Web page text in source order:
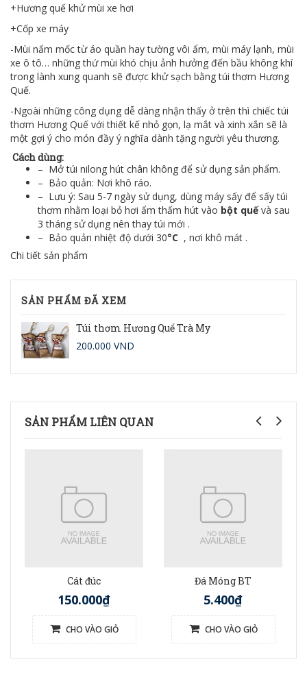
+Hương quế khử mùi xe hơi
+Cốp xe máy
-Mùi nấm mốc từ áo quần hay tường vôi ẩm, mùi máy lạnh, mùi
xe ô tô… những thứ mùi khó chịu ảnh hưởng đến bầu không khí
trong lành xung quanh sẽ được khử sạch bằng túi thơm Hương
Quế.
-Ngoài những công dụng dễ dàng nhận thấy ở trên thì chiếc túi
thơm Hương Quế với thiết kế nhỏ gọn, lạ mắt và xinh xắn sẽ là
một gợi ý cho món đầy ý nghĩa dành tặng người yêu thương.
Cách dùng:
– Mở túi nilong hút chân không để sử dụng sản phẩm.
– Bảo quản: Nơi khô ráo.
– Lưu ý: Sau 5-7 ngày sử dụng, dùng máy sấy để sấy túi
thơm nhằm loại bỏ hơi ẩm thấm hút vào bột quếvà sau
3 tháng sử dụng nên thay túi mới .
– Bảo quản nhiệt độ dưới 30°C , nơi khô mát .
Chi tiết sản phẩm
SẢN PHẨM ĐÃ XEM
Túi thơm Hương Quế Trà My
200.000 VND
SẢN PHẨM LIÊN QUAN
Cát đúc
150.000₫
CHO VÀO GIỎ
Đá Móng BT
5.400₫
CHO VÀO GIỎ